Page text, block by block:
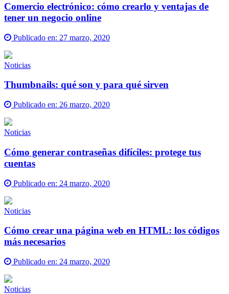
Comercio electrónico: cómo crearlo y ventajas de
tener un negocio online
Publicado en: 27 marzo, 2020
Noticias
Thumbnails: qué son y para qué sirven
Publicado en: 26 marzo, 2020
Noticias
Cómo generar contraseñas difíciles: protege tus
cuentas
Publicado en: 24 marzo, 2020
Noticias
Cómo crear una página web en HTML: los códigos
más necesarios
Publicado en: 24 marzo, 2020
Noticias